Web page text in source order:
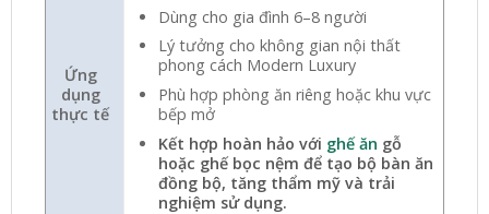
Ứng
dụng
thực tế
Dùng cho gia đình 6–8 người
Lý tưởng cho không gian nội thất
phong cách Modern Luxury
Phù hợp phòng ăn riêng hoặc khu vực
bếp mở
Kết hợp hoàn hảo với ghế ăn gỗ
hoặc ghế bọc nệm để tạo bộ bàn ăn
đồng bộ, tăng thẩm mỹ và trải
nghiệm sử dụng.